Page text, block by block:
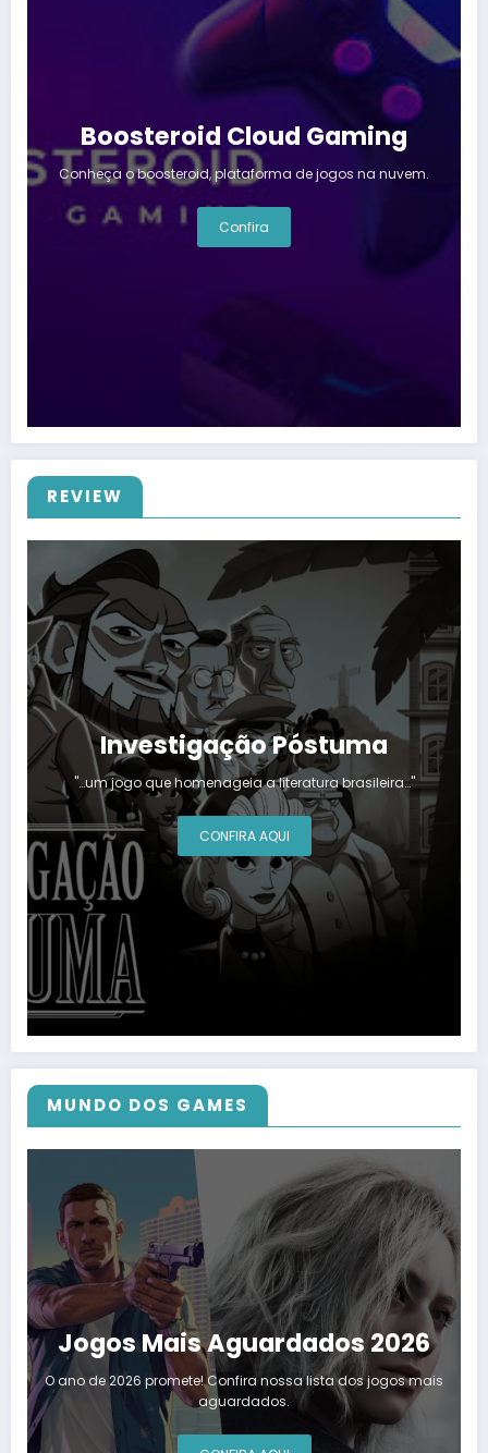
Boosteroid Cloud Gaming
Conheça o boosteroid, plataforma de jogos na nuvem.
Confira
REVIEW
Investigação Póstuma
"…um jogo que homenageia a literatura brasileira…"
CONFIRA AQUI
MUNDO DOS GAMES
Jogos Mais Aguardados 2026
O ano de 2026 promete! Confira nossa lista dos jogos mais
aguardados.